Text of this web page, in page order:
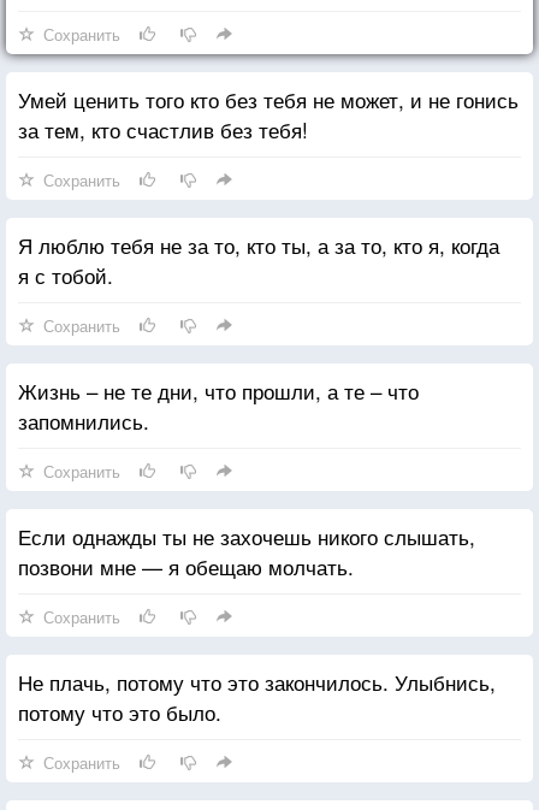
Сохранить
Умей ценить того кто без тебя не может, и не гонись
за тем, кто счастлив без тебя!
Сохранить
Я люблю тебя не за то, кто ты, а за то, кто я, когда
я с тобой.
Сохранить
Жизнь – не те дни, что прошли, а те – что
запомнились.
Сохранить
Если однажды ты не захочешь никого слышать,
позвони мне — я обещаю молчать.
Сохранить
Не плачь, потому что это закончилось. Улыбнись,
потому что это было.
Сохранить